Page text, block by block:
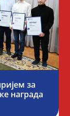
за
награда